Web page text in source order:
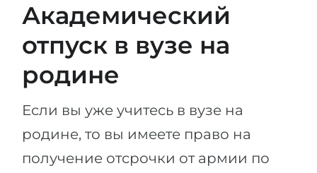
Академический
отпуск в вузе на
родине
Если вы уже учитесь в вузе на
родине, то вы имеете право на
получение отсрочки от армии по